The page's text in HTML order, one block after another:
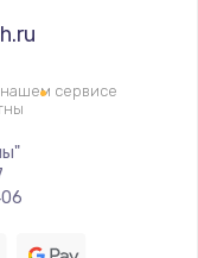
сервисе